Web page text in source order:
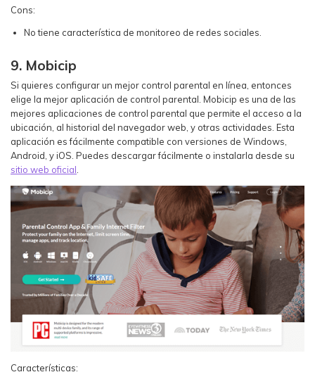
Cons:
No tiene característica de monitoreo de redes sociales.
9. Mobicip
Si quieres configurar un mejor control parental en línea, entonces
elige la mejor aplicación de control parental. Mobicip es una de las
mejores aplicaciones de control parental que permite el acceso a la
ubicación, al historial del navegador web, y otras actividades. Esta
aplicación es fácilmente compatible con versiones de Windows,
Android, y iOS. Puedes descargar fácilmente o instalarla desde su
sitio web oficial.
Características: